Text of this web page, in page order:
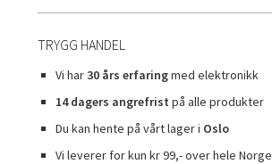
TRYGG HANDEL
Vi har30 års erfaringmed elektronikk
14 dagers angrefrist på alle produkter
Du kan hente på vårt lager i Oslo
Vi leverer for kun kr 99,- over hele Norge